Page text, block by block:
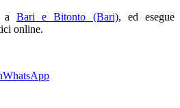
a Bari e Bitonto (Bari), ed esegue
online.
WhatsApp